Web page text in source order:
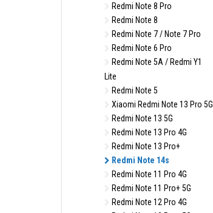
Redmi Note 8 Pro
Redmi Note 8
Redmi Note 7 / Note 7 Pro
Redmi Note 6 Pro
Redmi Note 5A / Redmi Y1
Lite
Redmi Note 5
Xiaomi Redmi Note 13 Pro 5G
Redmi Note 13 5G
Redmi Note 13 Pro 4G
Redmi Note 13 Pro+
Redmi Note 14s
Redmi Note 11 Pro 4G
Redmi Note 11 Pro+ 5G
Redmi Note 12 Pro 4G